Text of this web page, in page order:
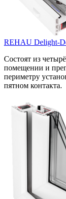
REHAU Delight-
Состоят из
помещении и
периметру
пятном контакта.